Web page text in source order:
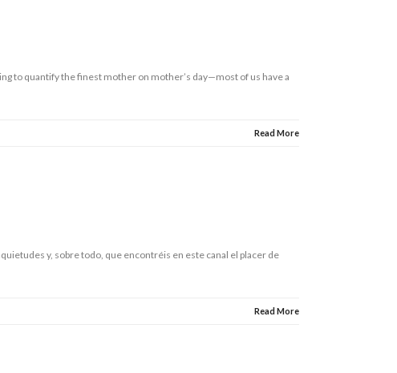
to quantify the finest mother on mother’s day—most of us have a
Read More
y, sobre todo, que encontréis en este canal el placer de
Read More